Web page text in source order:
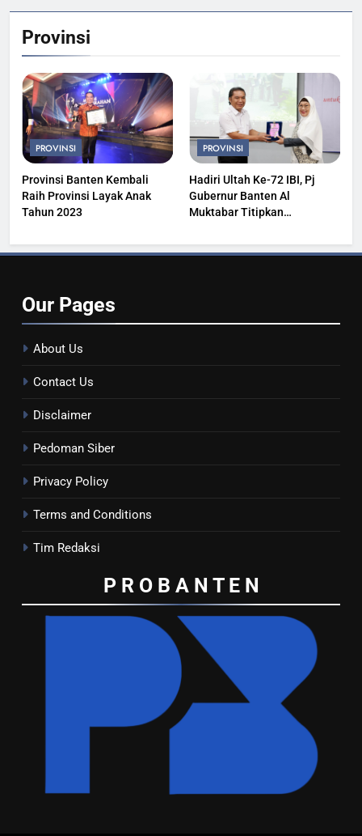
Provinsi
PROVINSI
Provinsi Banten Kembali
Raih Provinsi Layak Anak
Tahun 2023
PROVINSI
Hadiri Ultah Ke-72 IBI, Pj
Gubernur Banten Al
Muktabar Titipkan
Our Pages
About Us
Contact Us
Disclaimer
Pedoman Siber
Privacy Policy
Terms and Conditions
Tim Redaksi
P R O B A N T E N